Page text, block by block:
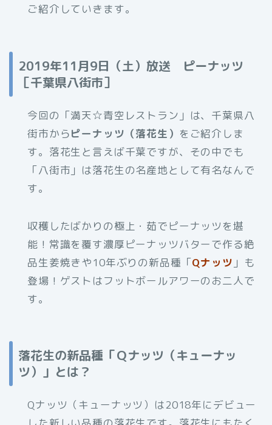
ご紹介していきます。
2019年11月9日（土）放送 ピーナッツ
［千葉県八街市］
今回の「満天☆青空レストラン」は、千葉県八
街市からピーナッツ（落花生） をご紹介しま
す。落花生と言えば千葉ですが、その中でも
「八街市」は落花生の名産地として有名なんで
す。
収穫したばかりの極上・茹でピーナッツを堪
能！常識を覆す濃厚ピーナッツバターで作る絶
品生姜焼きや10年ぶりの新品種「Qナッツ 」も
登場！ゲストはフットボールアワーのお二人で
す。
落花生の新品種「Ｑナッツ（キューナッ
ツ）」とは？
Qナッツ（キューナッツ）は2018年にデビュー